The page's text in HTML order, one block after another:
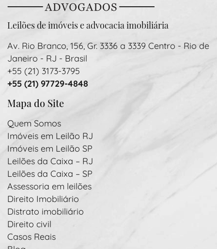
Leilões de imóveis e advocacia imobiliária
Av. Rio Branco, 156, Gr. 3336 a 3339 Centro - Rio de
Janeiro - RJ - Brasil
+55 (21) 3173-3795
+55 (21) 97729-4848
Mapa do Site
Quem Somos
Imóveis em Leilão RJ
Imóveis em Leilão SP
Leilões da Caixa – RJ
Leilões da Caixa – SP
Assessoria em leilões
Direito Imobiliário
Distrato imobiliário
Direito civil
Casos Reais